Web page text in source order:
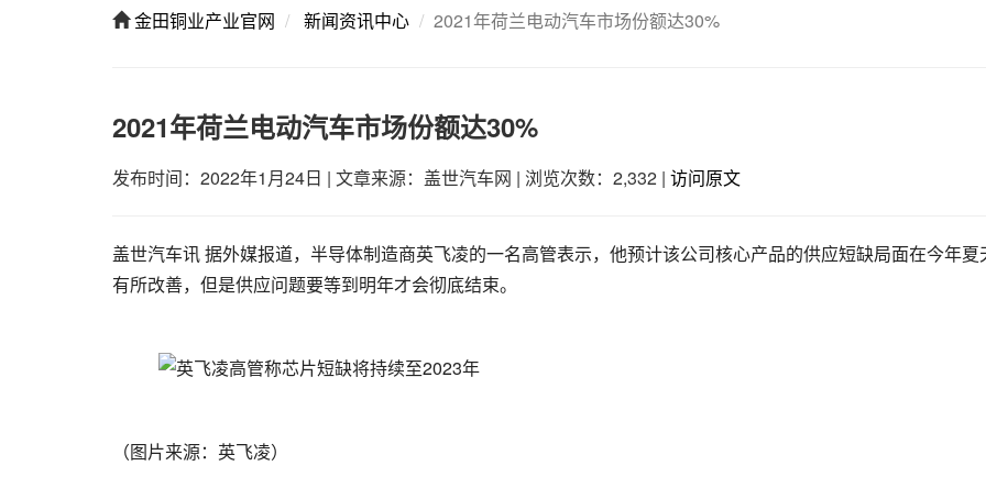
金田铜业产业官网 新闻资讯中心 2021年荷兰电动汽车市场份额达30%
2021年荷兰电动汽车市场份额达30%
发布时间：2022年1月24日 | 文章来源：盖世汽车网 | 浏览次数：2,332 | 访问原文
盖世汽车讯 据外媒报道，半导体制造商英飞凌的一名高管表示，他预计该公司核心产品的供应短缺局面在今年夏
有所改善，但是供应问题要等到明年才会彻底结束。
（图片来源：英飞凌）